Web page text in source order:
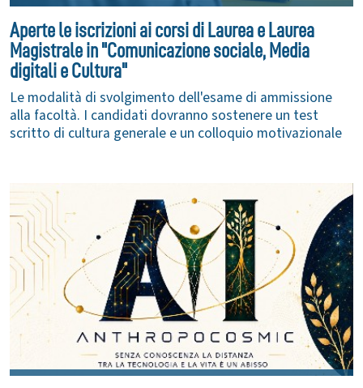
Aperte le iscrizioni ai corsi di Laurea e Laurea
Magistrale in "Comunicazione sociale, Media
digitali e Cultura"
Le modalità di svolgimento dell'esame di ammissione
alla facoltà. I candidati dovranno sostenere un test
scritto di cultura generale e un colloquio motivazionale